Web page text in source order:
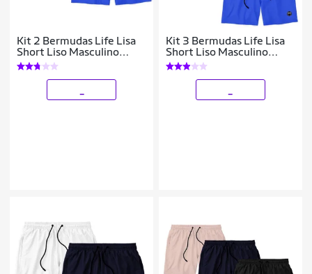
Kit 2 Bermudas Life Lisa
Short Liso Masculino
Básico Mauricinho Tactel
Kit 3 Bermudas Life Lisa
Short Liso Masculino
Básico Mauricinho Tactel